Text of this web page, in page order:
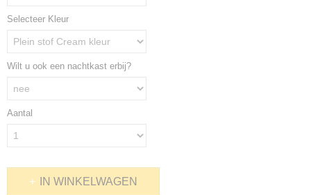
Selecteer Kleur
Wilt u ook een nachtkast erbij?
Aantal
IN WINKELWAGEN